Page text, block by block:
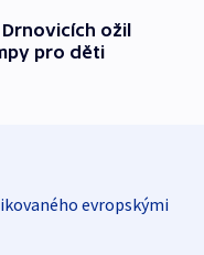
ožil
pro děti
evropskými